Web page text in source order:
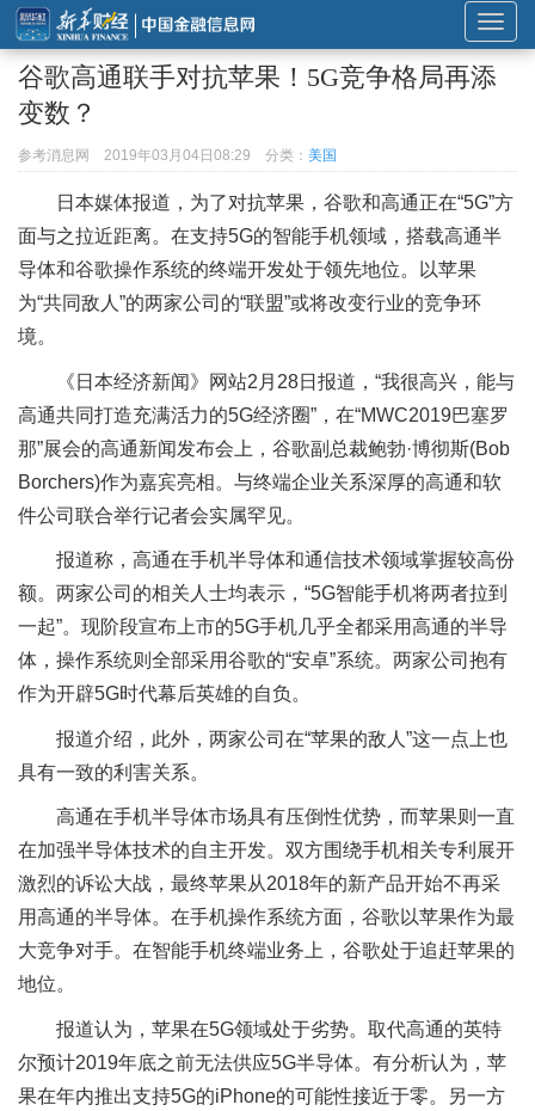
展
开
或
导
航
谷歌高通联手对抗苹果！5G竞争格局再添
变数？
参考消息网 2019年03月04日08:29 分类： 美国
日本媒体报道，为了对抗苹果，谷歌和高通正在“5G”方
面与之拉近距离。在支持5G的智能手机领域，搭载高通半
导体和谷歌操作系统的终端开发处于领先地位。以苹果
为“共同敌人”的两家公司的“联盟”或将改变行业的竞争环
境。
《日本经济新闻》网站2月28日报道，“我很高兴，能与
高通共同打造充满活力的5G经济圈”，在“MWC2019巴塞罗
那”展会的高通新闻发布会上，谷歌副总裁鲍勃·博彻斯(Bob
Borchers)作为嘉宾亮相。与终端企业关系深厚的高通和软
件公司联合举行记者会实属罕见。
报道称，高通在手机半导体和通信技术领域掌握较高份
额。两家公司的相关人士均表示，“5G智能手机将两者拉到
一起”。现阶段宣布上市的5G手机几乎全都采用高通的半导
体，操作系统则全部采用谷歌的“安卓”系统。两家公司抱有
作为开辟5G时代幕后英雄的自负。
报道介绍，此外，两家公司在“苹果的敌人”这一点上也
具有一致的利害关系。
高通在手机半导体市场具有压倒性优势，而苹果则一直
在加强半导体技术的自主开发。双方围绕手机相关专利展开
激烈的诉讼大战，最终苹果从2018年的新产品开始不再采
用高通的半导体。在手机操作系统方面，谷歌以苹果作为最
大竞争对手。在智能手机终端业务上，谷歌处于追赶苹果的
地位。
报道认为，苹果在5G领域处于劣势。取代高通的英特
尔预计2019年底之前无法供应5G半导体。有分析认为，苹
果在年内推出支持5G的iPhone的可能性接近于零。另一方